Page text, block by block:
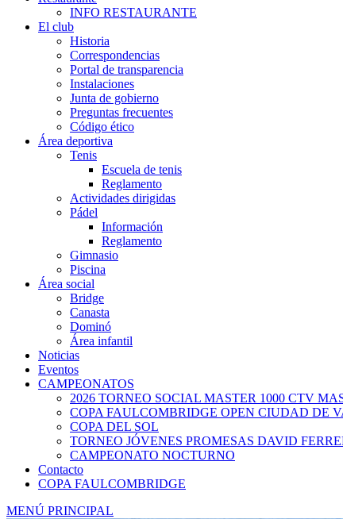
INFO RESTAURANTE
El club
Historia
Correspondencias
Portal de transparencia
Instalaciones
Junta de gobierno
Preguntas frecuentes
Código ético
Área deportiva
Tenis
Escuela de tenis
Reglamento
Actividades dirigidas
Pádel
Información
Reglamento
Gimnasio
Piscina
Área social
Bridge
Canasta
Dominó
Área infantil
Noticias
Eventos
CAMPEONATOS
2026 TORNEO SOCIAL MASTER 1000 CTV
COPA FAULCOMBRIDGE OPEN CIUDAD DE
COPA DEL SOL
TORNEO JÓVENES PROMESAS DAVID
CAMPEONATO NOCTURNO
Contacto
COPA FAULCOMBRIDGE
MENÚ PRINCIPAL